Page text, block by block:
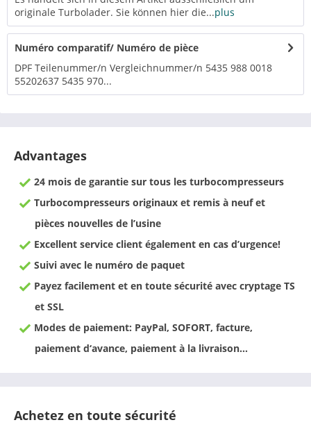
originale Turbolader. Sie können hier die...plus
Numéro comparatif/ Numéro de pièce
DPF Teilenummer/n Vergleichnummer/n 5435 988 0018
55202637 5435 970...
Advantages
24 mois de garantie sur tous les turbocompresseurs
Turbocompresseurs originaux et remis à neuf et
pièces nouvelles de l’usine
Excellent service client également en cas d’urgence!
Suivi avec le numéro de paquet
Payez facilement et en toute sécurité avec cryptage TS
et SSL
Modes de paiement: PayPal, SOFORT, facture,
paiement d‘avance, paiement à la livraison…
Achetez en toute sécurité